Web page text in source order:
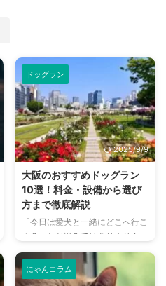
ドッグラン
2025/9/9
大阪のおすすめドッグラン
10選！料金・設備から選び
方まで徹底解説
「今日は愛犬と一緒にどこへ行こ
う？」とお悩みではありません
か？大阪には、広大な敷地でのび
のびと遊べるドッグランから、都
心でアクセスしやすい便利な施設
にゃんコラム